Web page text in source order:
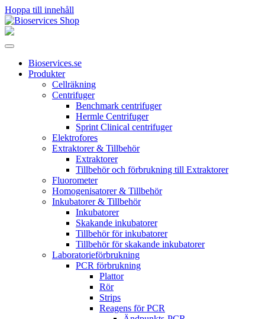
Hoppa till innehåll
Huvudnavigering
Bioservices.se
Produkter
Cellräkning
Centrifuger
Benchmark centrifuger
Hermle Centrifuger
Sprint Clinical centrifuger
Elektrofores
Extraktorer & Tillbehör
Extraktorer
Tillbehör och förbrukning till Extraktorer
Fluorometer
Homogenisatorer & Tillbehör
Inkubatorer & Tillbehör
Inkubatorer
Skakande inkubatorer
Tillbehör för inkubatorer
Tillbehör för skakande inkubatorer
Laboratorieförbrukning
PCR förbrukning
Plattor
Rör
Strips
Reagens för PCR